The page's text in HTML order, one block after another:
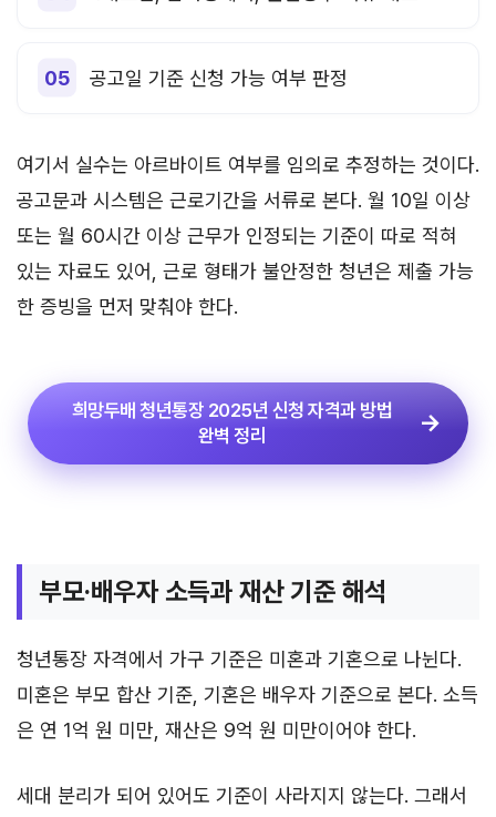
공고일 기준 신청 가능 여부 판정
여기서 실수는 아르바이트 여부를 임의로 추정하는 것이다.
공고문과 시스템은 근로기간을 서류로 본다. 월 10일 이상
또는 월 60시간 이상 근무가 인정되는 기준이 따로 적혀
있는 자료도 있어, 근로 형태가 불안정한 청년은 제출 가능
한 증빙을 먼저 맞춰야 한다.
희망두배 청년통장 2025년 신청 자격과 방법
완벽 정리
부모·배우자 소득과 재산 기준 해석
청년통장 자격에서 가구 기준은 미혼과 기혼으로 나뉜다.
미혼은 부모 합산 기준, 기혼은 배우자 기준으로 본다. 소득
은 연 1억 원 미만, 재산은 9억 원 미만이어야 한다.
세대 분리가 되어 있어도 기준이 사라지지 않는다. 그래서